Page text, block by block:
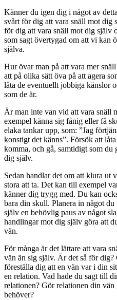
Känner du igen dig i något av
svårt för dig att vara snäll mot dig
för dig att vara snäll mot dig själv
som sagt övertygad om att vi kan
själva.
Hur övar man på att vara mer
att på olika sätt öva på att agera
låta de eventuellt jobbiga känslor
som de är.
Är man inte van vid att vara snäll
exempel känna sig fånig eller få
elaka tankar upp, som: ”Jag
konstigt det känns”. Försök att
komma, och gå, samtidigt som du
dig själv.
Sedan handlar det om att klura ut
stora att ta. Det kan till exempel
känner dig trygg med. Du kan
bara din skull. Planera in något
själv en behövlig paus av något
handlingar mot dig själv göra att
vän.
För många är det lättare att vara
vän än sig själv. Är det så för dig?
föreställa dig att en vän var i din
en relation. Vad hade du sagt till
relationen? Gör relationen din
behöver?